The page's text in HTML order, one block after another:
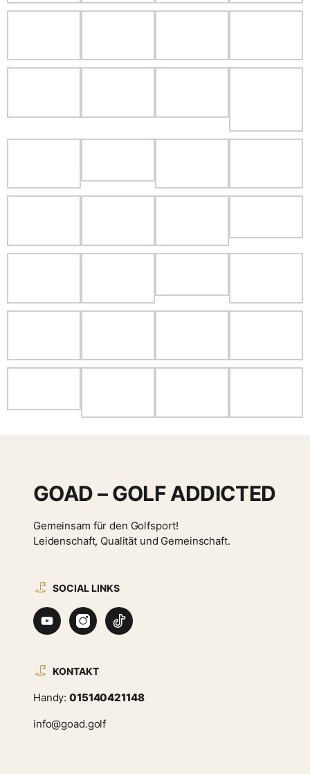
GOAD – GOLF ADDICTED
Gemeinsam für den Golfsport!
Leidenschaft, Qualität und Gemeinschaft.
SOCIAL LINKS
KONTAKT
Handy:015140421148
info@goad.golf